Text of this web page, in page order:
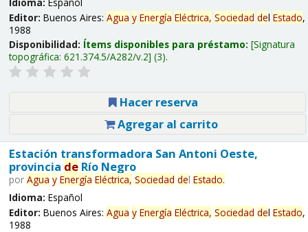
Editor: Buenos Aires: Agua y Energía Eléctrica, Sociedad del Estado,
1988
Disponibilidad: Ítems disponibles para préstamo: Signatura
topográfica: 621.374.5/A282/v.2 (3).
Hacer reserva
Agregar al carrito
Estación transformadora San Antoni Oeste,
provincia deRío Negro
por Agua y Energía Eléctrica, Sociedad del Estado.
Idioma: Español
Editor: Buenos Aires: Agua y Energía Eléctrica, Sociedad del Estado,
1988